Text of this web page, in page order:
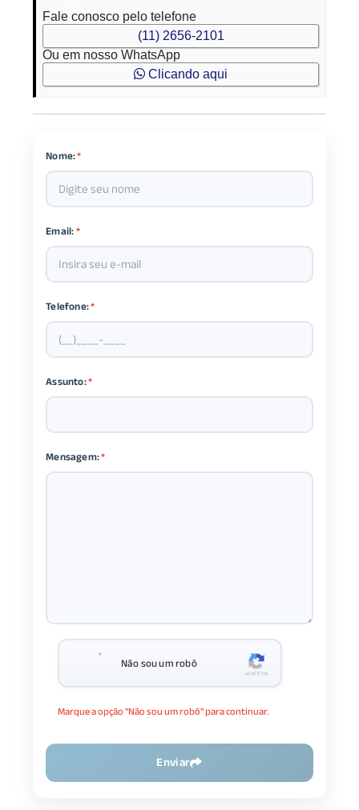
Fale conosco pelo telefone
(11) 2656-2101
Ou em nosso WhatsApp
Clicando aqui
Nome:*
Email:*
Telefone:*
Assunto:*
Mensagem:*
Não sou um robô
Marque a opção "Não sou um robô" para continuar.
Enviar